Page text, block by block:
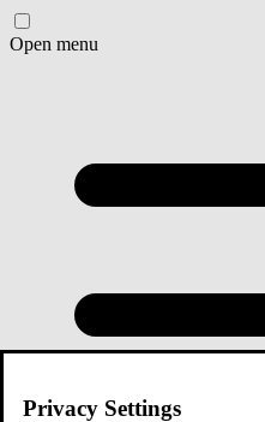
Open menu
Privacy Settings